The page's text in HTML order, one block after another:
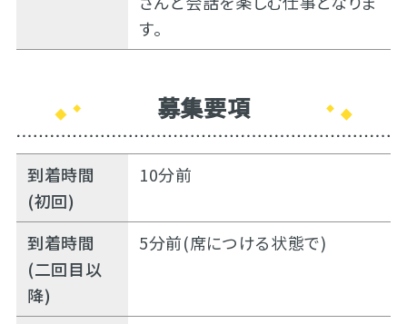
す。
募集要項
到着時間
(初回)
10分前
到着時間
(二回目以
降)
5分前(席につける状態で)